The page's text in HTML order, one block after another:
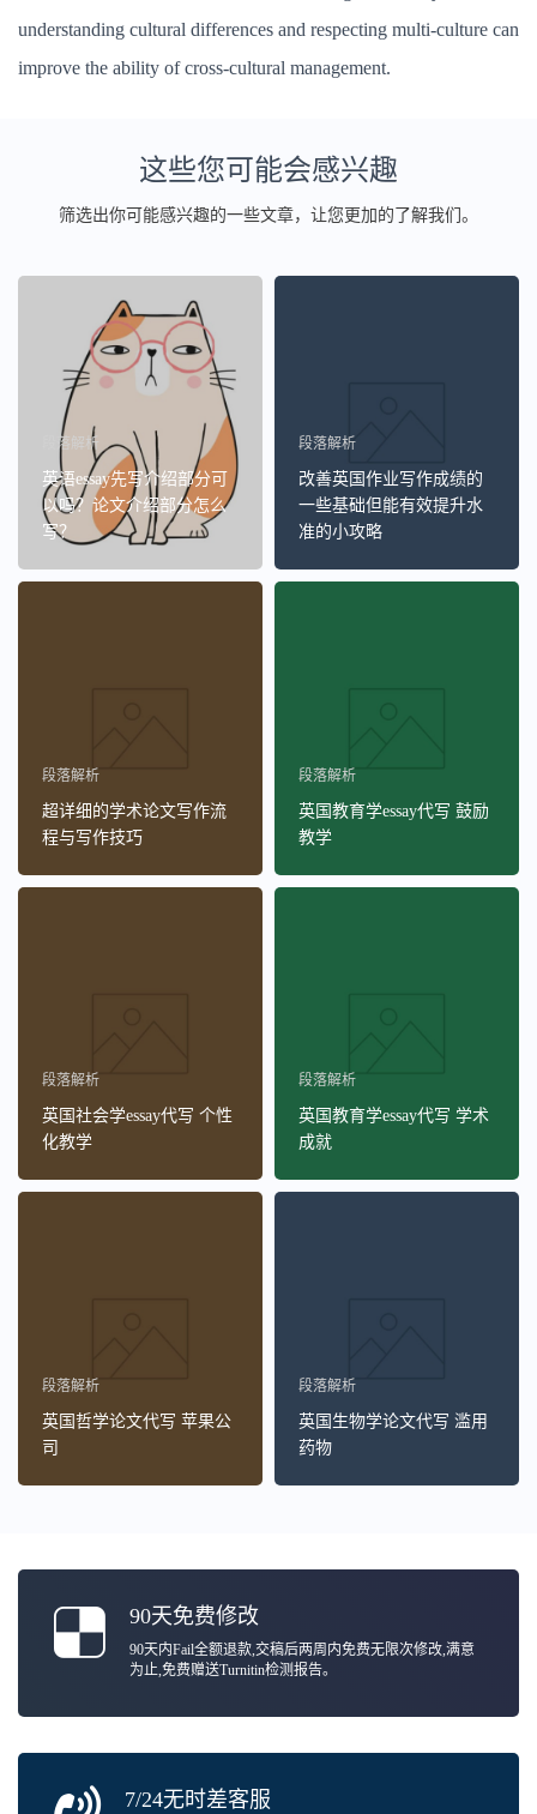
understanding cultural differences and respecting multi-culture can
improve the ability of cross-cultural management.
这些您可能会感兴趣
筛选出你可能感兴趣的一些文章，让您更加的了解我们。
段落解析
英语essay先写介绍部分可
以吗？论文介绍部分怎么
写？
段落解析
改善英国作业写作成绩的
一些基础但能有效提升水
准的小攻略
段落解析
超详细的学术论文写作流
程与写作技巧
段落解析
英国教育学essay代写 鼓励
教学
段落解析
英国社会学essay代写 个性
化教学
段落解析
英国教育学essay代写 学术
成就
段落解析
英国哲学论文代写 苹果公
司
段落解析
英国生物学论文代写 滥用
药物
90天免费修改
90天内Fail全额退款,交稿后两周内免费无限次修改,满意
为止,免费赠送Turnitin检测报告。
7/24无时差客服